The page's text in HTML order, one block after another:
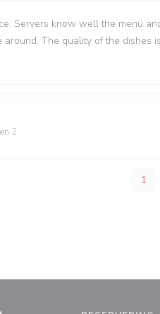
Servers know well the menu
The quality of the dishes
2
1